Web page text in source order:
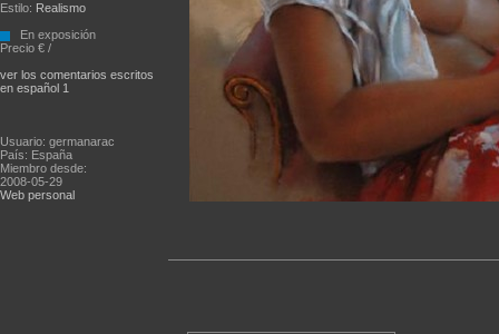
Estilo: Realismo
En exposición
Precio € /
ver los comentarios escritos
en español 1
Usuario: germanarac
País: España
Miembro desde:
2008-05-29
Web personal